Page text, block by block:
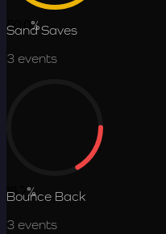
50.0%
Sand Saves
3 events
16.7%
Bounce Back
3 events